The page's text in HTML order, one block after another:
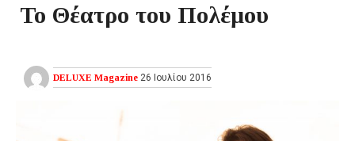
Το Θέατρο του Πολέμου
DELUXE Magazine 26 Ιουλίου 2016